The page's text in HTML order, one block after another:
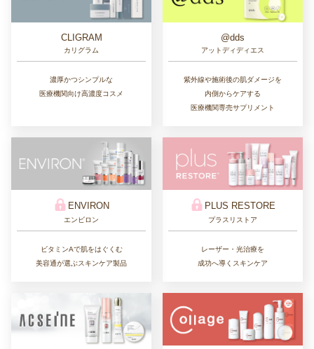
CLIGRAM
カリグラム
濃厚かつシンプルな
医療機関向け高濃度コスメ
@dds
アットディディエス
紫外線や施術後の肌ダメージを
内側からケアする
医療機関専売サプリメント
ENVIRON
エンビロン
ビタミンAで肌をはぐくむ
美容通が選ぶスキンケア製品
PLUS RESTORE
プラスリストア
レーザー・光治療を
成功へ導くスキンケア